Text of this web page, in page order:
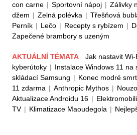
con carne | Sportovní nápoj | Zálivky
džem | Zelná polévka | Třešňová
Perník | Lečo | Recepty s rybízem |
Zapečené brambory s uzeným
AKTUÁLNÍ TÉMATA Jak nastavit Wi-
kyberútoky | Instalace Windows 11 na
skládací Samsung | Konec modré
11 zdarma | Anthropic Mythos |
Aktualizace Androidu 16 |
TV | Klimatizace Maoudegola |